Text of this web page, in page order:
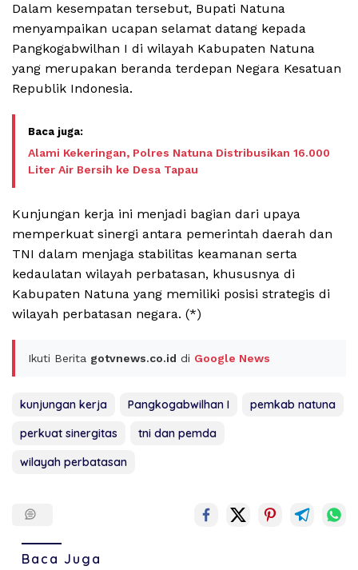
Dalam kesempatan tersebut, Bupati Natuna
menyampaikan ucapan selamat datang kepada
Pangkogabwilhan I di wilayah Kabupaten Natuna
yang merupakan beranda terdepan Negara Kesatuan
Republik Indonesia.
Alami Kekeringan, Polres Natuna Distribusikan 16.000
Liter Air Bersih ke Desa Tapau
Kunjungan kerja ini menjadi bagian dari upaya
memperkuat sinergi antara pemerintah daerah dan
TNI dalam menjaga stabilitas keamanan serta
kedaulatan wilayah perbatasan, khususnya di
Kabupaten Natuna yang memiliki posisi strategis di
wilayah perbatasan negara. (*)
Ikuti Berita gotvnews.co.id di Google News
kunjungan kerja Pangkogabwilhan I
pemkab natuna
perkuat sinergitas
tni dan pemda
wilayah perbatasan
Baca Juga